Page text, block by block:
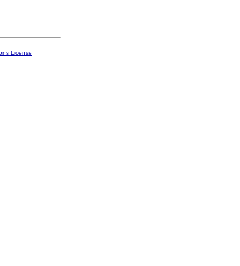
License